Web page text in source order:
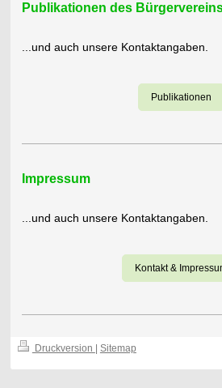
Publikationen des
...und auch unsere Kontaktangaben.
Publikationen
Impressum
...und auch unsere Kontaktangaben.
Kontakt &
Druckversion | Sitemap